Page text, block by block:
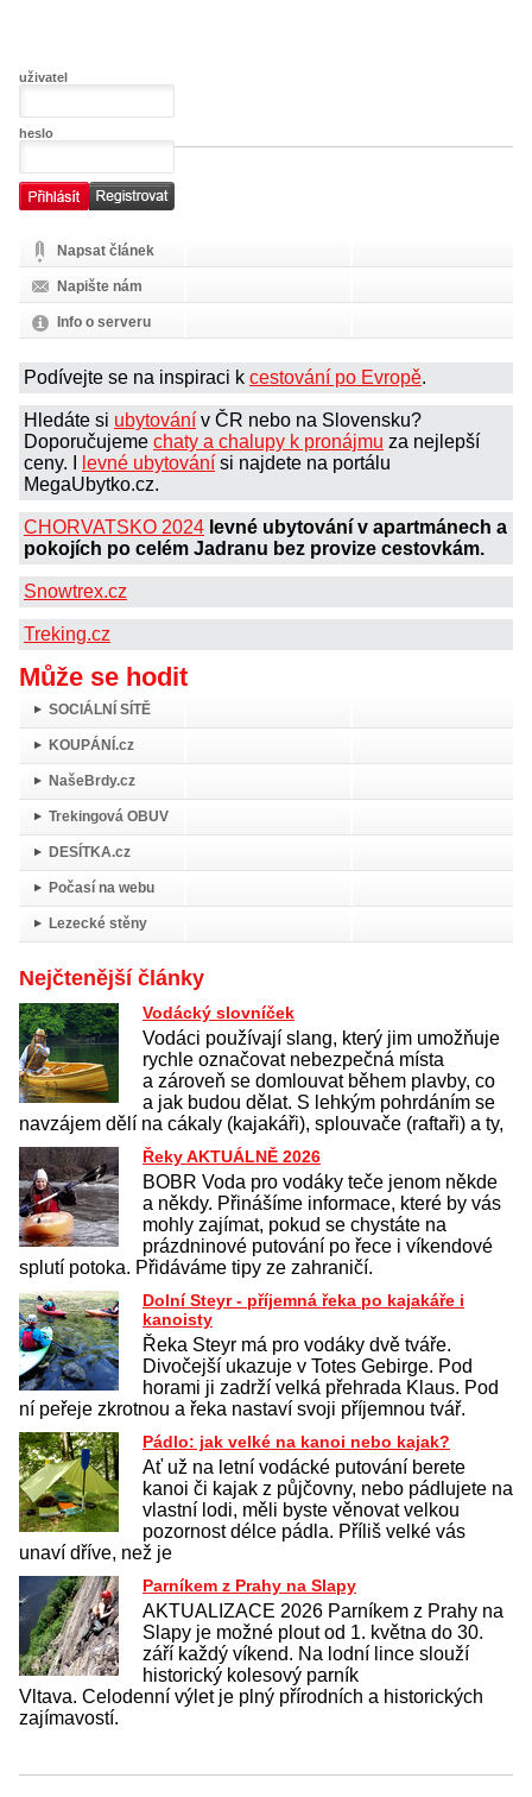
uživatel
heslo
Napsat článek
Napište nám
Info o serveru
Podívejte se na inspiraci k cestování po Evropě.
Hledáte si ubytování v ČR nebo na Slovensku?
Doporučujeme chaty a chalupy k pronájmu za nejlepší
ceny. I
levné ubytování si najdete na portálu
MegaUbytko.cz.
CHORVATSKO 2024 levné ubytování v apartmánech a
pokojích po celém Jadranu bez provize cestovkám.
Snowtrex.cz
Treking.cz
Může se hodit
SOCIÁLNÍ SÍTĚ
KOUPÁNÍ.cz
NašeBrdy.cz
Trekingová OBUV
DESÍTKA.cz
Počasí na webu
Lezecké stěny
Nejčtenější články
Vodácký slovníček
Vodáci používají slang, který jim umožňuje
rychle označovat nebezpečná místa
a zároveň se domlouvat během plavby, co
a jak budou dělat. S lehkým pohrdáním se
navzájem dělí na cákaly (kajakáři), splouvače (raftaři) a ty,
Řeky AKTUÁLNĚ 2026
BOBR Voda pro vodáky teče jenom někde
a někdy. Přinášíme informace, které by vás
mohly zajímat, pokud se chystáte na
prázdninové putování po řece i víkendové
splutí potoka. Přidáváme tipy ze zahraničí.
Dolní Steyr - příjemná řeka po kajakáře i
kanoisty
Řeka Steyr má pro vodáky dvě tváře.
Divočejší ukazuje v Totes Gebirge. Pod
horami ji zadrží velká přehrada Klaus. Pod
ní peřeje zkrotnou a řeka nastaví svoji příjemnou tvář.
Pádlo: jak velké na kanoi nebo kajak?
Ať už na letní vodácké putování berete
kanoi či kajak z půjčovny, nebo pádlujete na
vlastní lodi, měli byste věnovat velkou
pozornost délce pádla. Příliš velké vás
unaví dříve, než je
Parníkem z Prahy na Slapy
AKTUALIZACE 2026 Parníkem z Prahy na
Slapy je možné plout od 1. května do 30.
září každý víkend. Na lodní lince slouží
historický kolesový parník
Vltava. Celodenní výlet je plný přírodních a historických
zajímavostí.